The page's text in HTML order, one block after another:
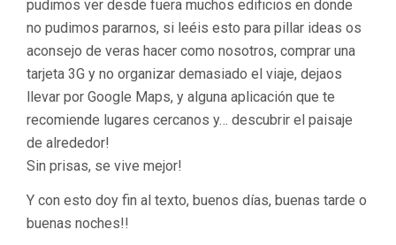
pudimos ver desde fuera muchos edificios en donde
no pudimos pararnos, si leéis esto para pillar ideas os
aconsejo de veras hacer como nosotros, comprar una
tarjeta 3G y no organizar demasiado el viaje, dejaos
llevar por Google Maps, y alguna aplicación que te
recomiende lugares cercanos y… descubrir el paisaje
de alrededor!
Sin prisas, se vive mejor!
Y con esto doy fin al texto, buenos días, buenas tarde o
buenas noches!!